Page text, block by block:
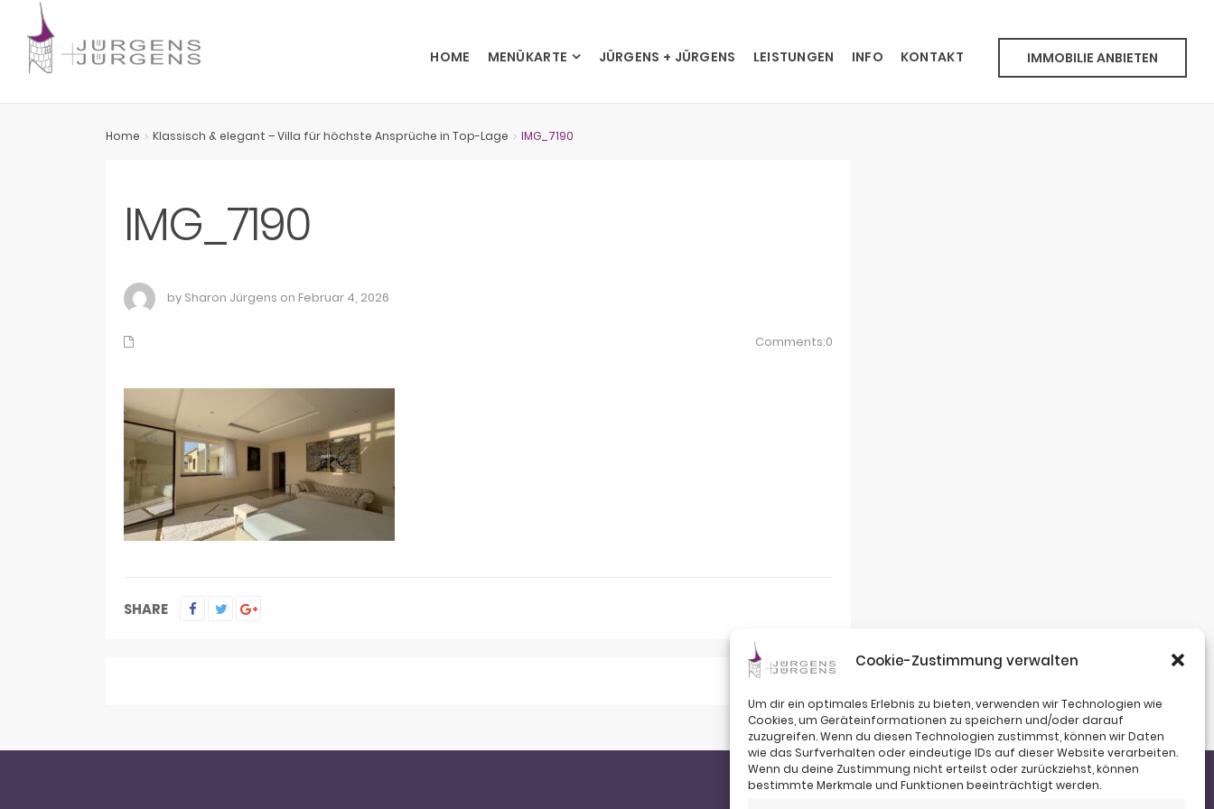
Cookie-Zustimmung verwalten
Um dir ein optimales Erlebnis zu bieten, verwenden wir Technologien wie
Cookies, um Geräteinformationen zu speichern und/oder darauf
zuzugreifen. Wenn du diesen Technologien zustimmst, können wir Daten
wie das Surfverhalten oder eindeutige IDs auf dieser Website verarbeiten.
Wenn du deine Zustimmung nicht erteilst oder zurückziehst, können
bestimmte Merkmale und Funktionen beeinträchtigt werden.
IMMOBILIE ANBIETEN
HOME MENÜKARTE JÜRGENS + JÜRGENS LEISTUNGEN INFO KONTAKT
Home Klassisch & elegant – Villa für höchste Ansprüche in Top-Lage IMG_7190
IMG_7190
by Sharon Jürgens on Februar 4, 2026
Comments:0
SHARE